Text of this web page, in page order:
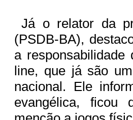
Já o relator da
(PSDB-BA),
a
line, que já são
nacional. Ele
evangélica, ficou